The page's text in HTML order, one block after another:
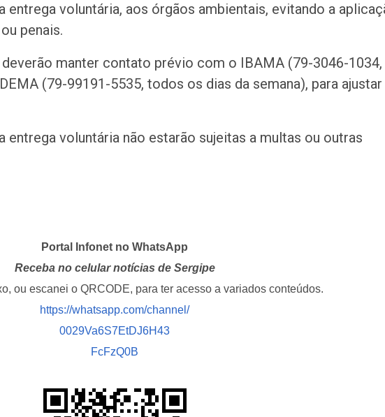
entrega voluntária, aos órgãos ambientais, evitando a
penais.
manter contato prévio com o IBAMA (79-3046-1034,
(79-99191-5535, todos os dias da semana), para ajustar
entrega voluntária não estarão sujeitas a multas ou outras
Portal Infonet no WhatsApp
Receba no celular notícias de Sergipe
ou escanei o QRCODE, para ter acesso a variados conteúdos.
https://whatsapp.com/channel/
0029Va6S7EtDJ6H43
FcFzQ0B